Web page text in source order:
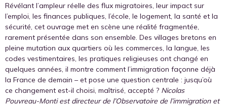
Révélant l’ampleur réelle des flux migratoires, leur impact sur
l’emploi, les finances publiques, l’école, le logement, la santé et la
sécurité, cet ouvrage met en scène une réalité fragmentée,
rarement présentée dans son ensemble. Des villages bretons en
pleine mutation aux quartiers où les commerces, la langue, les
codes vestimentaires, les pratiques religieuses ont changé en
quelques années, il montre comment l’immigration façonne déjà
la France de demain – et pose une question centrale : jusqu’où
ce changement est-il choisi, maîtrisé, accepté ? Nicolas
Pouvreau-Monti est directeur de l’Observatoire de l’immigration et